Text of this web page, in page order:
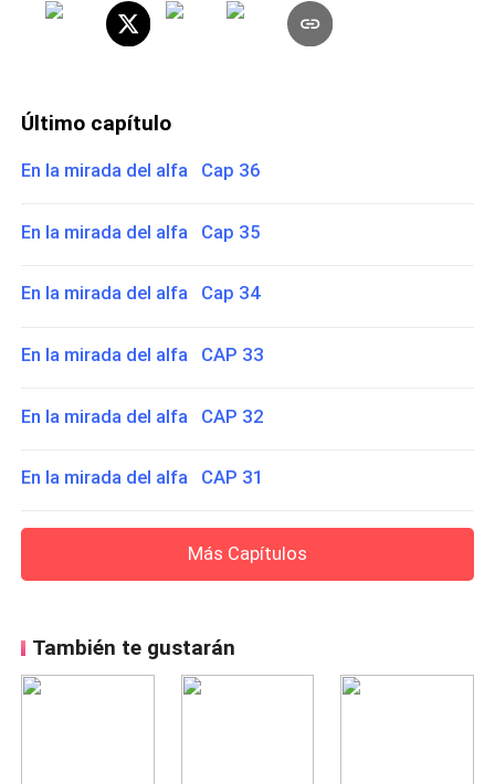
Último capítulo
En la mirada del alfa Cap 36
En la mirada del alfa Cap 35
En la mirada del alfa Cap 34
En la mirada del alfa CAP 33
En la mirada del alfa CAP 32
En la mirada del alfa CAP 31
Más Capítulos
También te gustarán